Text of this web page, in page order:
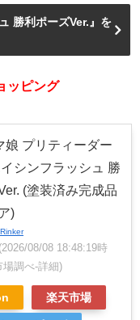
勝利ポーズVer.』を
ッピング
娘 プリティーダー
シンフラッシュ 勝
(塗装済み完成品
)
Rinker
(2026/08/08 18:48:19時
場調べ-詳細)
楽天市場